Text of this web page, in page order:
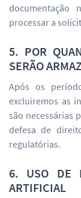
documentação
processar a
5. POR
SERÃO
Após os
excluiremos as
são necessárias
defesa de
regulatórias.
6. USO DE
ARTIFICIAL